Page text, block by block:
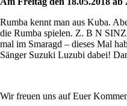
Rumba kennt man aus Kuba.
die Rumba spielen. Z. B N
mal im Smaragd – dieses Mal
Sänger Suzuki Luzubi dabei!
Wir freuen uns auf Euer